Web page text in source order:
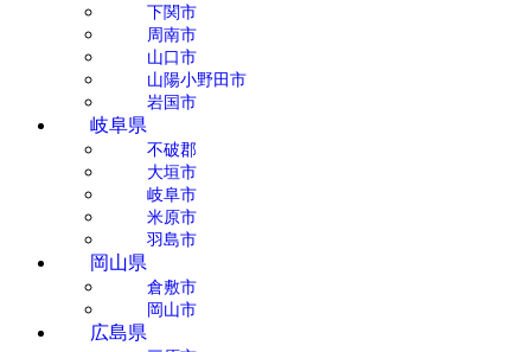
下関市
周南市
山口市
山陽小野田市
岩国市
岐阜県
不破郡
大垣市
岐阜市
米原市
羽島市
岡山県
倉敷市
岡山市
広島県